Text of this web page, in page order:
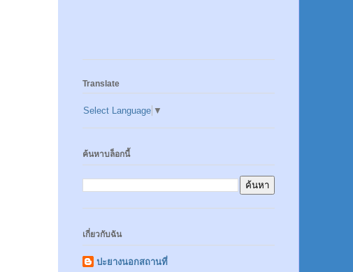
Translate
Select Language ▼
ค้นหาบล็อกนี้
เกี่ยวกับฉัน
ปะยางนอกสถานที่